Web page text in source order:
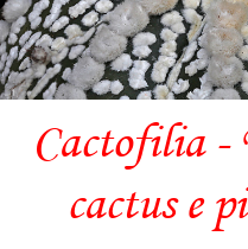
Cactofilia -
cactus e